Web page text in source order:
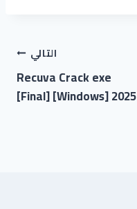
التالي
Recuva Crack exe
[Final] [Windows] 2025